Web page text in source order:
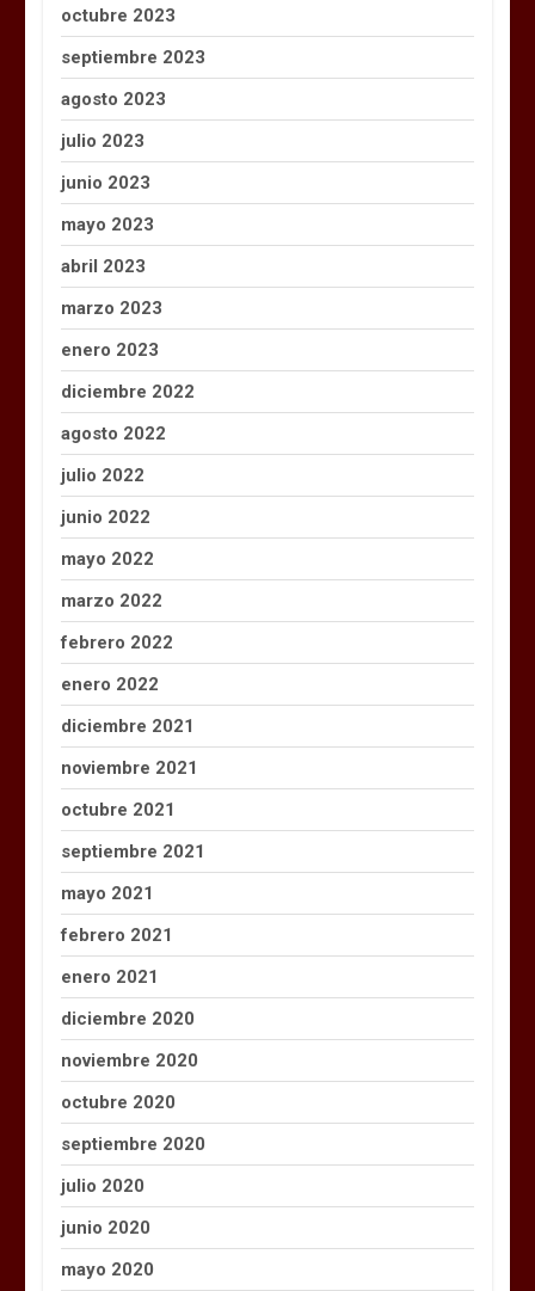
octubre 2023
septiembre 2023
agosto 2023
julio 2023
junio 2023
mayo 2023
abril 2023
marzo 2023
enero 2023
diciembre 2022
agosto 2022
julio 2022
junio 2022
mayo 2022
marzo 2022
febrero 2022
enero 2022
diciembre 2021
noviembre 2021
octubre 2021
septiembre 2021
mayo 2021
febrero 2021
enero 2021
diciembre 2020
noviembre 2020
octubre 2020
septiembre 2020
julio 2020
junio 2020
mayo 2020